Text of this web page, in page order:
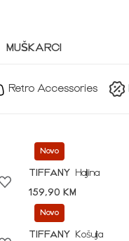
MUŠKARCI
Retro Accessories
Novo
TIFFANY
Haljina
159,90 KM
Novo
TIFFANY
Košulja